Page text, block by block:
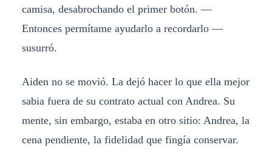
camisa, desabrochando el primer botón. —
Entonces permítame ayudarlo a recordarlo —
susurró.
Aiden no se movió. La dejó hacer lo que ella mejor
sabia fuera de su contrato actual con Andrea. Su
mente, sin embargo, estaba en otro sitio: Andrea, la
cena pendiente, la fidelidad que fingía conservar.